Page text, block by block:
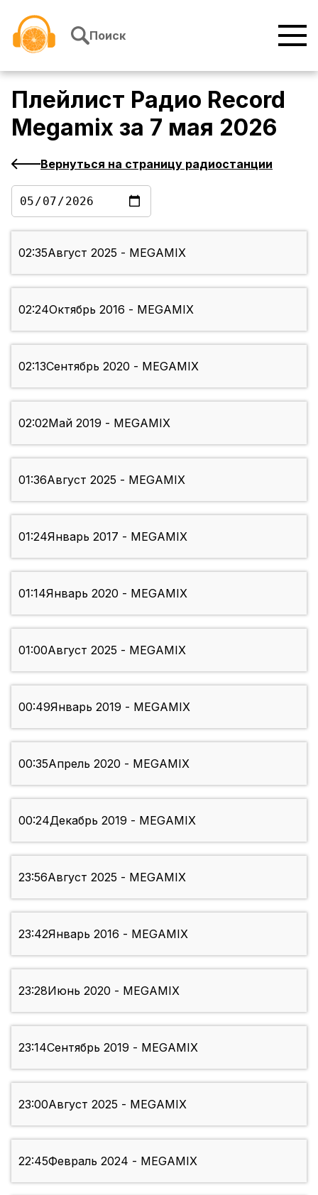
Поиск
Плейлист Радио Record
Megamix за 7 мая 2026
Вернуться на страницу радиостанции
02:35Август 2025 - MEGAMIX
02:24Октябрь 2016 - MEGAMIX
02:13Сентябрь 2020 - MEGAMIX
02:02Май 2019 - MEGAMIX
01:36Август 2025 - MEGAMIX
01:24Январь 2017 - MEGAMIX
01:14Январь 2020 - MEGAMIX
01:00Август 2025 - MEGAMIX
00:49Январь 2019 - MEGAMIX
00:35Апрель 2020 - MEGAMIX
00:24Декабрь 2019 - MEGAMIX
23:56Август 2025 - MEGAMIX
23:42Январь 2016 - MEGAMIX
23:28Июнь 2020 - MEGAMIX
23:14Сентябрь 2019 - MEGAMIX
23:00Август 2025 - MEGAMIX
22:45Февраль 2024 - MEGAMIX